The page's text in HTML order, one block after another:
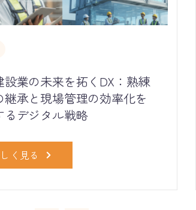
設業の未来を拓くDX：熟練
継承と現場管理の効率化を
るデジタル戦略
く見る